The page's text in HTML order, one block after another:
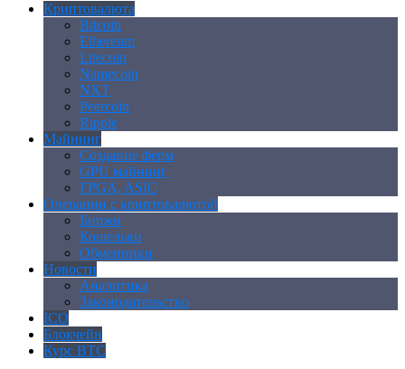
Криптовалюта
Bitcoin
Ethereum
Litecoin
Namecoin
NXT
Peercoin
Ripple
Майнинг
Создание ферм
GPU майнинг
FPGA, ASIC
Операции с криптовалютой
Биржи
Кошельки
Обменники
Новости
Аналитика
Законодательство
ICO
Блокчейн
Курс BTC